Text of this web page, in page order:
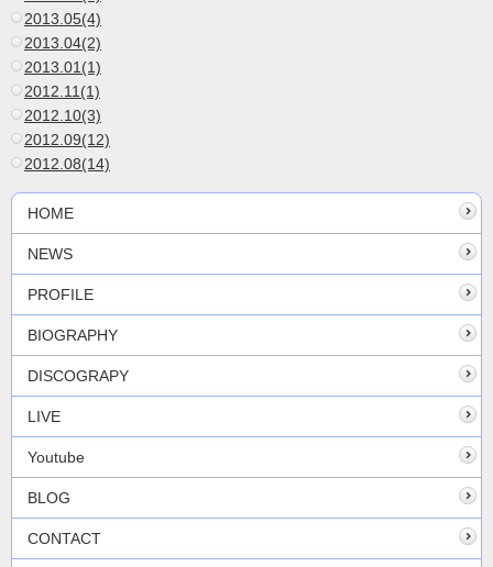
2013.05(4)
2013.04(2)
2013.01(1)
2012.11(1)
2012.10(3)
2012.09(12)
2012.08(14)
HOME
NEWS
PROFILE
BIOGRAPHY
DISCOGRAPY
LIVE
Youtube
BLOG
CONTACT